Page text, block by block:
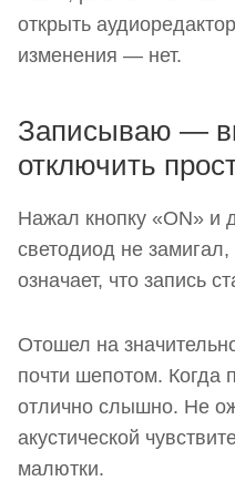
открыть
изменения — нет.
Записываю —
отключить
Нажал кнопку «ON» и
светодиод не
означает, что запись
Отошел на
почти шепотом. Когда
отлично слышно. Не
акустической
малютки.